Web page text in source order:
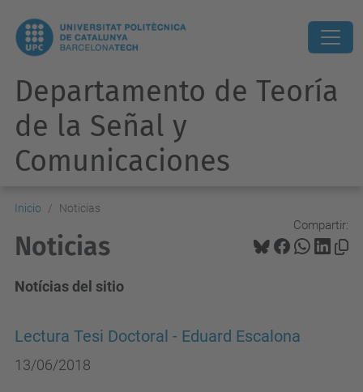
Departamento de Teoría
de la Señal y
Comunicaciones
Inicio Noticias
Compartir:
Noticias
Notícias del sitio
Lectura Tesi Doctoral - Eduard Escalona
13/06/2018